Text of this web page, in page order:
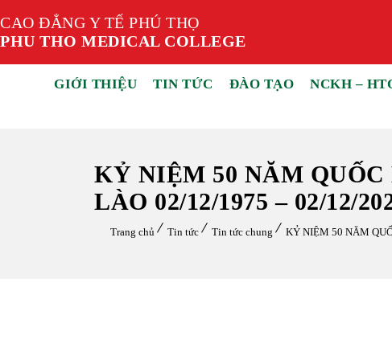
CAO ĐẲNG Y TẾ PHÚ THỌ
PHU THO MEDICAL COLLEGE
GIỚI THIỆU TIN TỨC ĐÀO TẠO NCKH –
KỶ NIỆM 50 NĂM
LÀO 02/12/1975 – 02/12/
Trang chủ Tin tức Tin tức chung KỶ NIỆM 50 NĂM